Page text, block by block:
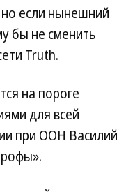
если нынешний
бы не сменить
Truth.
на пороге
для всей
при ООН Василий